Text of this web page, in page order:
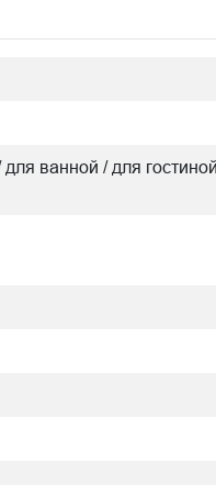
ванной / для